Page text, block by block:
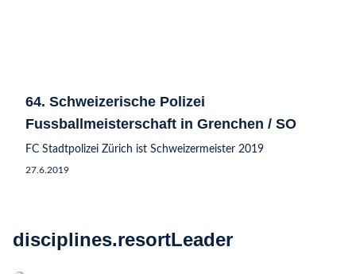
64. Schweizerische Polizei
Fussballmeisterschaft in Grenchen / SO
FC Stadtpolizei Zürich ist Schweizermeister 2019
27.6.2019
disciplines.resortLeader